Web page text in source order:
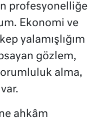
profesyonelliğe
Ekonomi ve
yalamışlığım
gözlem,
alma,
ahkâm